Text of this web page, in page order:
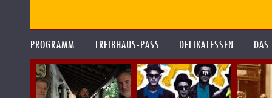
PROGRAMM TREIBHAUS-PASS DELIKATESSEN